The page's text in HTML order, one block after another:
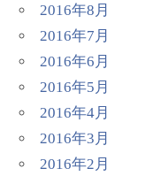
2016年8月
2016年7月
2016年6月
2016年5月
2016年4月
2016年3月
2016年2月